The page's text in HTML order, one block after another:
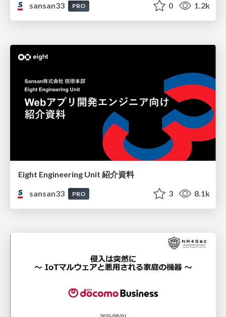
sansan33
PRO 0 1.2k
Eight Engineering Unit 紹介資料
sansan33
PRO 3 8.1k